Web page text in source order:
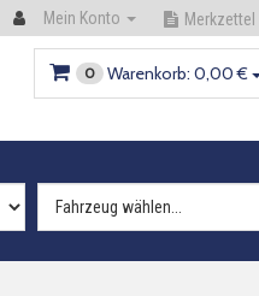
Mein Konto Merkzettel
0 Warenkorb: 0,00 €